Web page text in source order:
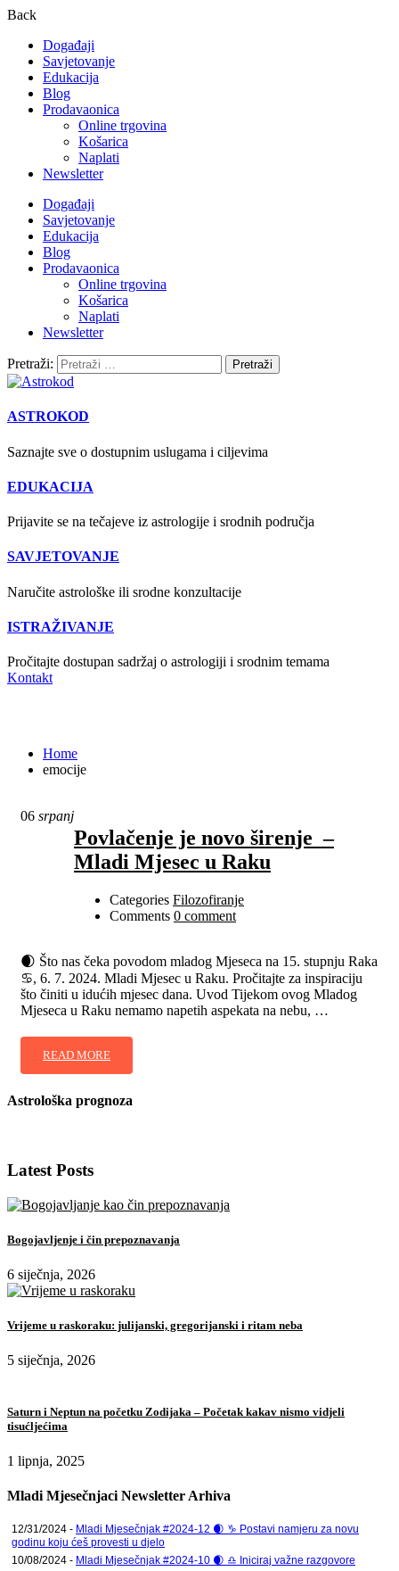
Back
Događaji
Savjetovanje
Edukacija
Blog
Prodavaonica
Online trgovina
Košarica
Naplati
Newsletter
Događaji
Savjetovanje
Edukacija
Blog
Prodavaonica
Online trgovina
Košarica
Naplati
Newsletter
Pretraži:
ASTROKOD
Saznajte sve o dostupnim uslugama i ciljevima
EDUKACIJA
Prijavite se na tečajeve iz astrologije i srodnih područja
SAVJETOVANJE
Naručite astrološke ili srodne konzultacije
ISTRAŽIVANJE
Pročitajte dostupan sadržaj o astrologiji i srodnim temama
Kontakt
Home
emocije
06 srpanj
Povlačenje je novo širenje –
Mladi Mjesec u Raku
Categories Filozofiranje
Comments 0 comment
🌒 Što nas čeka povodom mladog Mjeseca na 15. stupnju Raka
♋️, 6. 7. 2024. Mladi Mjesec u Raku. Pročitajte za inspiraciju
što činiti u idućih mjesec dana. Uvod Tijekom ovog Mladog
Mjeseca u Raku nemamo napetih aspekata na nebu, …
READ MORE
Astrološka prognoza
Latest Posts
Bogojavljenje i čin prepoznavanja
6 siječnja, 2026
Vrijeme u raskoraku: julijanski, gregorijanski i ritam neba
5 siječnja, 2026
Saturn i Neptun na početku Zodijaka – Početak kakav nismo vidjeli
tisućljećima
1 lipnja, 2025
Mladi Mjesečnjaci Newsletter Arhiva
12/31/2024 - Mladi Mjesečnjak #2024-12 🌒 ♑ Postavi namjeru za novu
godinu koju ćeš provesti u djelo
10/08/2024 - Mladi Mjesečnjak #2024-10 🌒 ♎ Iniciraj važne razgovore